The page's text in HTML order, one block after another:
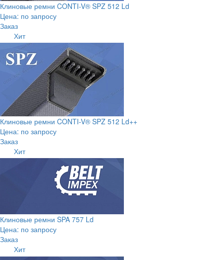
Клиновые ремни CONTI-V® SPZ 512 Ld
Цена: по запросу
Заказ
Хит
Клиновые ремни CONTI-V® SPZ 512 Ld++
Цена: по запросу
Заказ
Хит
Клиновые ремни SPA 757 Ld
Цена: по запросу
Заказ
Хит